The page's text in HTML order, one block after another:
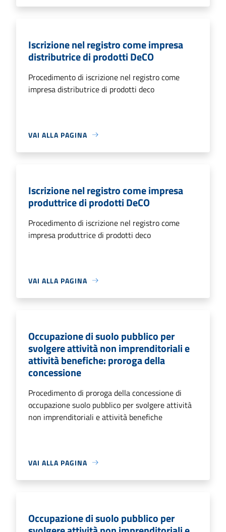
Iscrizione nel registro come impresa
distributrice di prodotti DeCO
Procedimento di iscrizione nel registro come
impresa distributrice di prodotti deco
VAI ALLA PAGINA
Iscrizione nel registro come impresa
produttrice di prodotti DeCO
Procedimento di iscrizione nel registro come
impresa produttrice di prodotti deco
VAI ALLA PAGINA
Occupazione di suolo pubblico per
svolgere attività non imprenditoriali e
attività benefiche: proroga della
concessione
Procedimento di proroga della concessione di
occupazione suolo pubblico per svolgere attività
non imprenditoriali e attività benefiche
VAI ALLA PAGINA
Occupazione di suolo pubblico per